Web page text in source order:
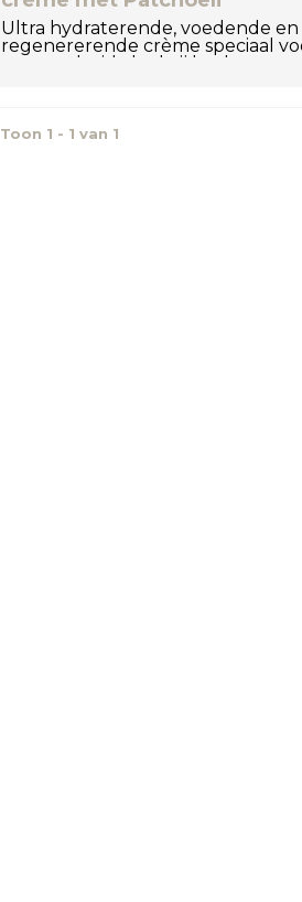
Ultra hydraterende, voedende en
regenererende crème speciaal
mannenhuid, dankzij hyaluronzu...
Toon 1 - 1 van 1